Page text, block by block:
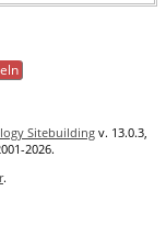
Sitebuilding v. 13.0.3,
2026.
.